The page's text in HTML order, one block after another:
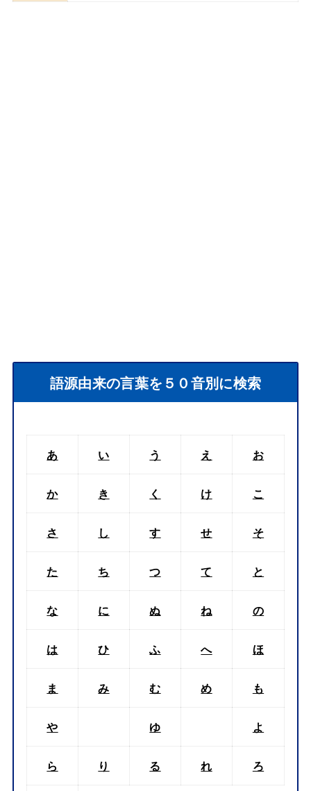
語源由来の言葉を５０音別に検索
あ い う え お
か き く け こ
さ し す せ そ
た ち つ て と
な に ぬ ね の
は ひ ふ へ ほ
ま み む め も
や ゆ よ
ら り る れ ろ